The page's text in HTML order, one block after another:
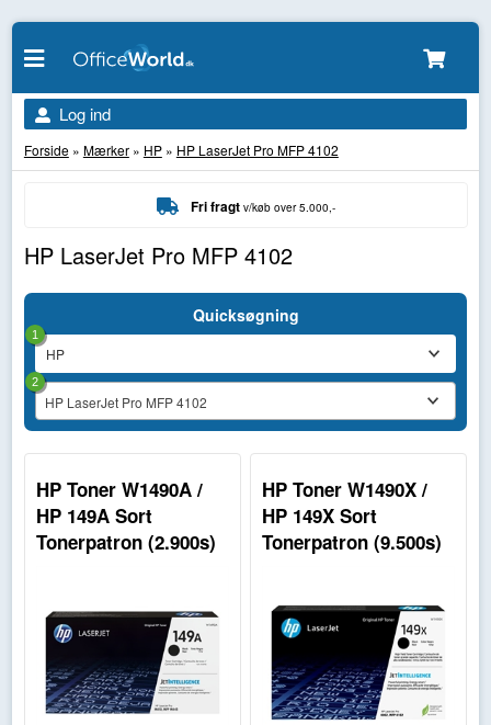
Log ind
Forside» Mærker» HP» HP LaserJet Pro MFP 4102
Fri fragt v/køb over 5.000,-
HP LaserJet Pro MFP 4102
Quicksøgning
1
HP LaserJet Pro MFP 4102
2
HP Toner W1490A /
HP 149A Sort
Tonerpatron (2.900s)
HP Toner W1490X /
HP 149X Sort
Tonerpatron (9.500s)